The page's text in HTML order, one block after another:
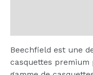
Beechfield est une
casquettes premium